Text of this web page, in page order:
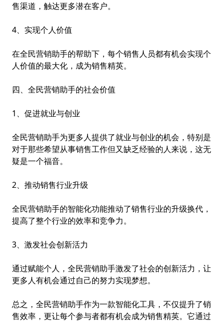
售渠道，触达更多潜在客户。
4、实现个人价值
在全民营销助手的帮助下，每个销售人员都有机会实现个
人价值的最大化，成为销售精英。
四、全民营销助手的社会价值
1、促进就业与创业
全民营销助手为更多人提供了就业与创业的机会，特别是
对于那些希望从事销售工作但又缺乏经验的人来说，这无
疑是一个福音。
2、推动销售行业升级
全民营销助手的智能化功能推动了销售行业的升级换代，
提高了整个行业的效率和竞争力。
3、激发社会创新活力
通过赋能个人，全民营销助手激发了社会的创新活力，让
更多人有机会通过自己的努力实现梦想。
总之，全民营销助手作为一款智能化工具，不仅提升了销
售效率，更让每个参与者都有机会成为销售精英。它通过